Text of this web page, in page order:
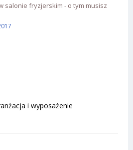
salonie fryzjerskim - o tym musisz
i wyposażenie